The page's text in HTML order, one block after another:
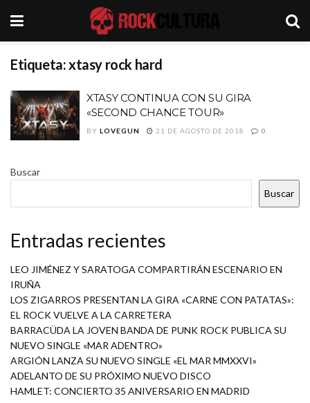
Etiqueta:xtasy rock hard
XTASY CONTINUA CON SU GIRA
«SECOND CHANCE TOUR»
BY LOVEGUN 21 DE AGOSTO DE 2018 0
Buscar
Buscar
Entradas recientes
LEO JIMÉNEZ Y SARATOGA COMPARTIRÁN ESCENARIO EN
IRUÑA
LOS ZIGARROS PRESENTAN LA GIRA «CARNE CON PATATAS»:
EL ROCK VUELVE A LA CARRETERA
BARRACÜDA LA JOVEN BANDA DE PUNK ROCK PUBLICA SU
NUEVO SINGLE «MAR ADENTRO»
ARGIÓN LANZA SU NUEVO SINGLE «EL MAR MMXXVI»
ADELANTO DE SU PRÓXIMO NUEVO DISCO
HAMLET: CONCIERTO 35 ANIVERSARIO EN MADRID